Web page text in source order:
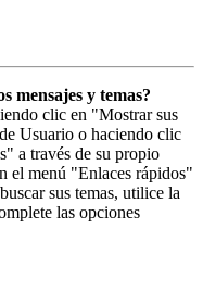
mensajes y temas?
clic en "Mostrar sus
Usuario o haciendo clic
a través de su propio
el menú "Enlaces rápidos"
sus temas, utilice la
las opciones